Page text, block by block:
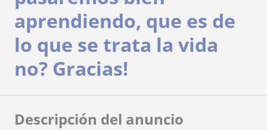
aprendiendo, que es de
lo que se trata la vida
no? Gracias!
Descripción del anuncio